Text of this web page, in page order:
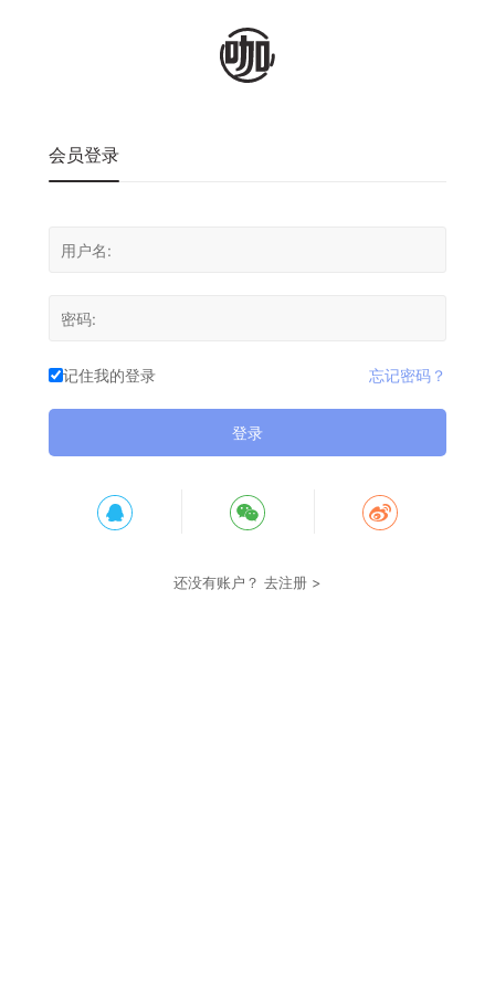
会员登录
记住我的登录 忘记密码？
登录
还没有账户？ 去注册 >